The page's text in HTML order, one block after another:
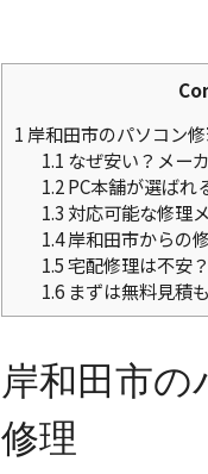
1 岸和田市のパソコン
1.1 なぜ安い？メー
1.2PC本舗が選ばれ
1.3 対応可能な修理
1.4岸和田市からの
1.5宅配修理は不安
1.6まずは無料見積
岸和田市
修理